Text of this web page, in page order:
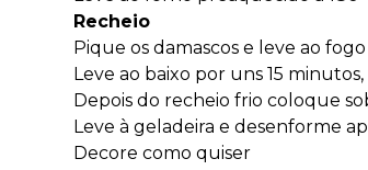
Recheio
Pique os damascos e leve ao
Leve ao baixo por uns 15
Depois do recheio frio coloque
Leve à geladeira e desenforme
Decore como quiser